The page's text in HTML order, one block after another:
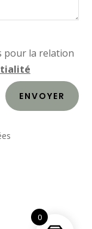
pour la relation
ENVOYER
0